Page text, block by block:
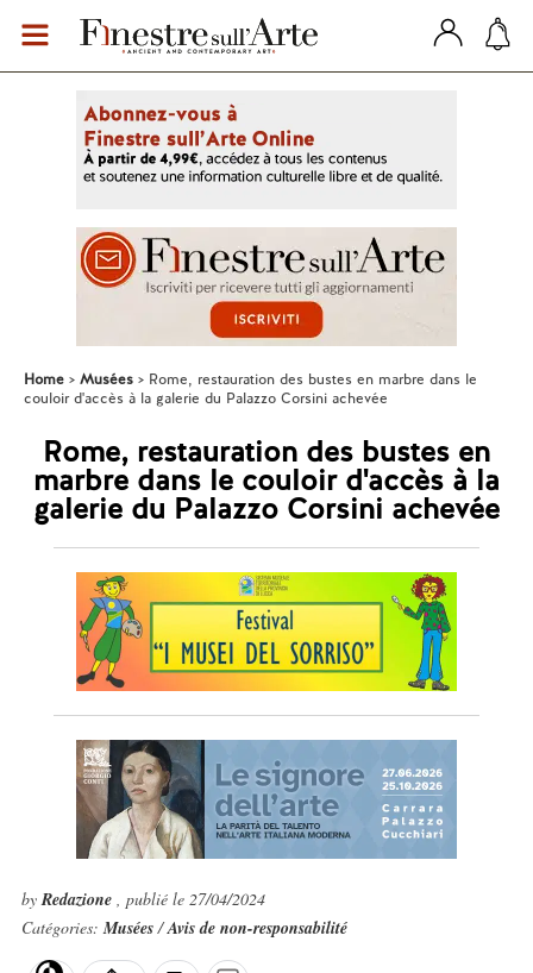
Home Musées
Rome, restauration des bustes en marbre dans le
couloir d'accès à la galerie du Palazzo Corsini achevée
Rome, restauration des bustes en
marbre dans le couloir d'accès à la
galerie du Palazzo Corsini achevée
byRedazione , publié le 27/04/2024
Catégories:Musées/Avis de non-responsabilité